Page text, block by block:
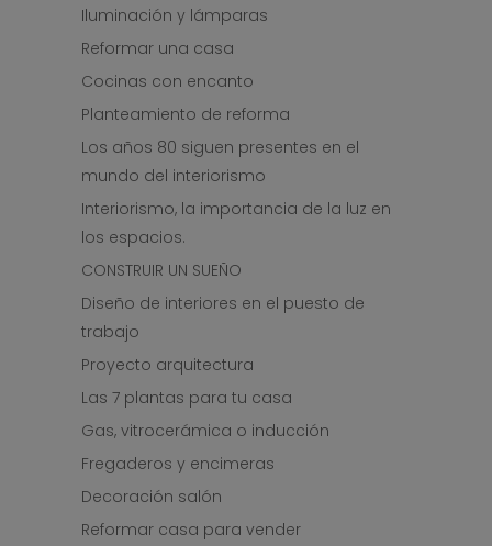
Iluminación y lámparas
Reformar una casa
Cocinas con encanto
Planteamiento de reforma
Los años 80 siguen presentes en el
mundo del interiorismo
Interiorismo, la importancia de la luz en
los espacios.
CONSTRUIR UN SUEÑO
Diseño de interiores en el puesto de
trabajo
Proyecto arquitectura
Las 7 plantas para tu casa
Gas, vitrocerámica o inducción
Fregaderos y encimeras
Decoración salón
Reformar casa para vender